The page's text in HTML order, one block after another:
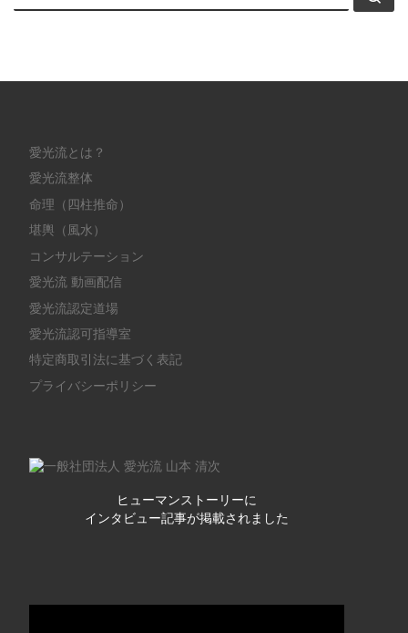
愛光流とは？
愛光流整体
命理（四柱推命）
堪輿（風水）
コンサルテーション
愛光流 動画配信
愛光流認定道場
愛光流認可指導室
特定商取引法に基づく表記
プライバシーポリシー
ヒューマンストーリーに
インタビュー記事が掲載されました